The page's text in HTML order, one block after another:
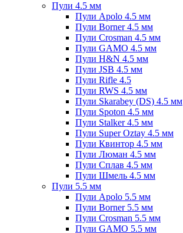
Пули 4.5 мм
Пули Apolo 4.5 мм
Пули Borner 4.5 мм
Пули Crosman 4.5 мм
Пули GAMO 4.5 мм
Пули H&N 4.5 мм
Пули JSB 4.5 мм
Пули Rifle 4.5
Пули RWS 4.5 мм
Пули Skarabey (DS) 4.5 мм
Пули Spoton 4.5 мм
Пули Stalker 4.5 мм
Пули Super Oztay 4.5 мм
Пули Квинтор 4.5 мм
Пули Люман 4.5 мм
Пули Сплав 4.5 мм
Пули Шмель 4.5 мм
Пули 5.5 мм
Пули Apolo 5.5 мм
Пули Borner 5.5 мм
Пули Crosman 5.5 мм
Пули GAMO 5.5 мм